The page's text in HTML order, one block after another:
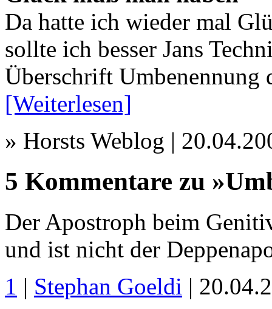
Da hatte ich wieder mal
sollte ich besser Jans
Überschrift Umbenennung
[Weiterlesen]
» Horsts Weblog |
5 Kommentare zu
Der Apostroph beim
und ist nicht der
1 | Stephan Goeldi |